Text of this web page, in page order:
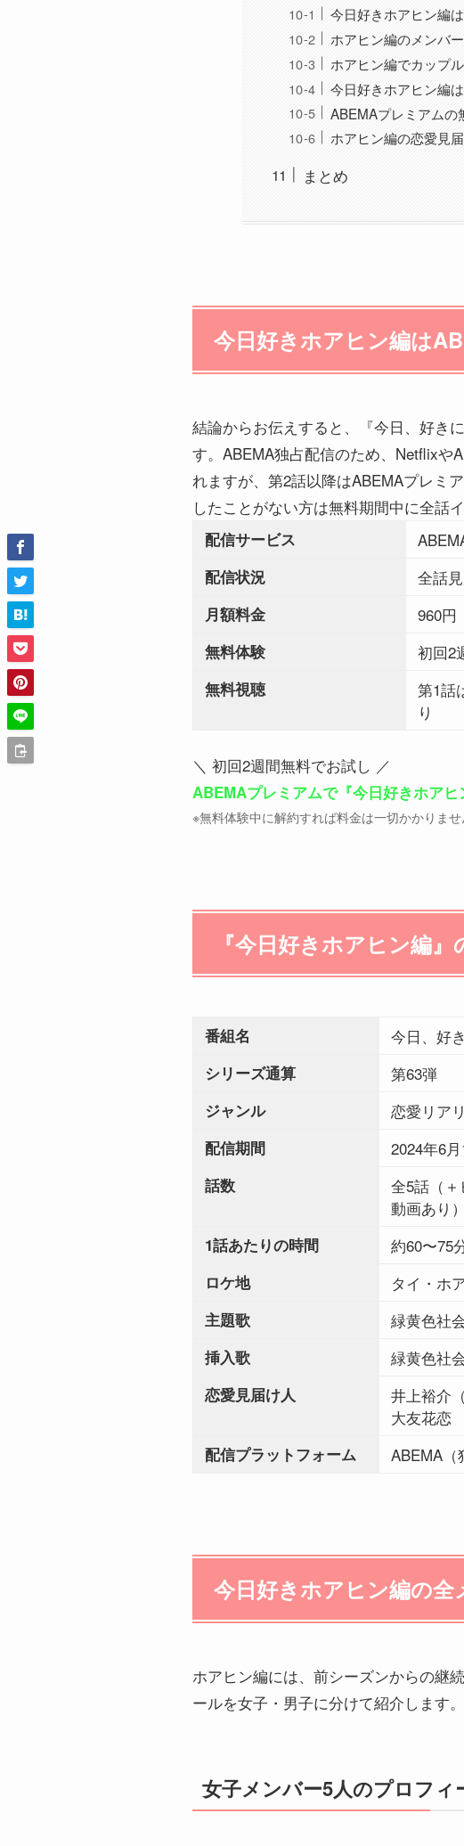
今日好きホアヒン編
ホアヒン編のメンバ
ホアヒン編でカップ
今日好きホアヒン編
ABEMAプレミアムの
ホアヒン編の恋愛見
まとめ
今日好きホアヒン編は
結論からお伝えすると、『今日、好き
す。ABEMA独占配信のため、Netflixや
れますが、第2話以降はABEMAプレミ
したことがない方は無料期間中に全話
配信サービス
配信状況 全話
月額料金 960円
無料体験 初回2
無料視聴
第1話
り
＼ 初回2週間無料でお試し ／
ABEMAプレミアムで『今日好きホアヒ
※無料体験中に解約すれば料金は一切かかりませ
『今日好きホアヒン編』
番組名 今日、好
シリーズ通算 第63弾
ジャンル 恋愛リア
配信期間 2024年6
話数
全5話（
動画あり）
1話あたりの時間 約60〜75
ロケ地 タイ・ホ
主題歌 緑黄色社
挿入歌 緑黄色社
恋愛見届け人
井上裕介
大友花恋
配信プラットフォーム ABEMA（
今日好きホアヒン編の
ホアヒン編には、前シーズンからの継
ールを女子・男子に分けて紹介します。
女子メンバー5人のプロフィ